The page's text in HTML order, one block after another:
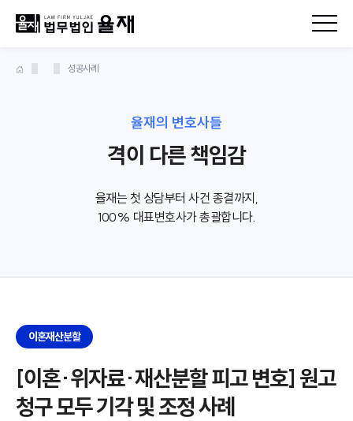
율재의 변호사들
격이 다른 책임감
율재는 첫 상담부터 사건 종결까지,
100% 대표변호사가 총괄합니다.
성공사례
이혼재산분할
[이혼·위자료·재산분할 피고 변호] 원고
청구 모두 기각 및 조정 사례